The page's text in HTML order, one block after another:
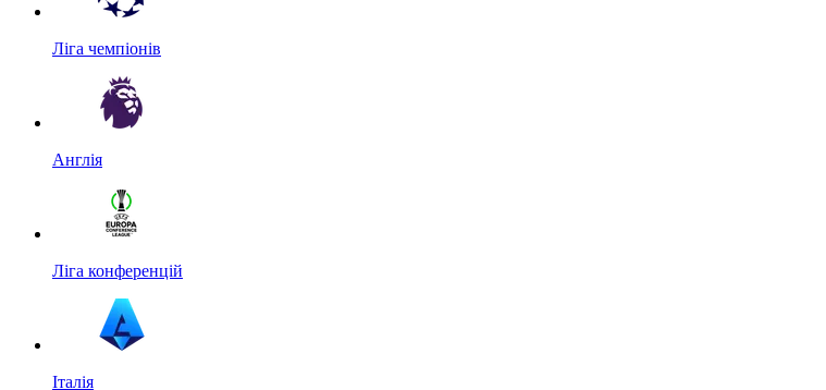
Ліга чемпіонів
Англія
Ліга конференцій
Італія